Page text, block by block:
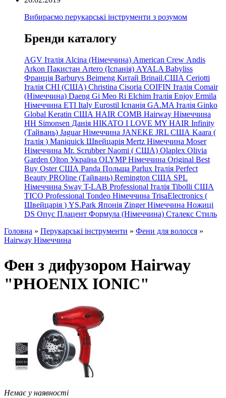
Вибираємо перукарські інструменти з розумом
Бренди каталогу
AGV Італія Alcina (Німеччина) American Crew Andis
Arkon Пакистан Artero (Іспанія) AYALA Babyliss
Франція Barburys Beimeng Китай Brinail.США Ceriotti
Італія CHI (США) Christina Cisoria COIFIN Італія Comair
(Німеччина) Daeng Gi Meo Ri Elchim Італія Enjoy Ermila
Німеччина ETI Italy Eurostil Іспанія GA.MA Італія Ginko
Global Keratin США HAIR COMB Hairway Німеччина
HH Simonsen Данія HIKATO I LOVE MY HAIR Infinity
(Тайвань) Jaguar Німеччина JANEKE JRL США Kaara (
Італія ) Maniquick Швейцарія Mertz Німеччина Moser
Німеччина Mr. Scrubber Naomi ( США) Olaplex Olivia
Garden Olton Україна OLYMP Німеччина Original Best
Buy Oster США Panda Польща Parlux Італія Perfect
Beauty PROline (Тайвань) Remington США SPL
Німеччина Sway T-LAB Professional Італія Tibolli США
TICO Professional Tondeo Німеччина TrisaElectronics (
Швейцарія ) YS.Park Японія Zinger Німеччина Ножиці
DS Опус Плацент Формула (Німеччина) Сталекс Стиль
Головна » Перукарські інструменти » Фени для волосся »
Hairway Німеччина
Фен з дифузором Hairway
"PHOENIX IONIC"
Немає у наявності